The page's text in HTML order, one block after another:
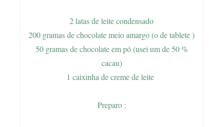
2 latas de leite condensado
200 gramas de chocolate meio amargo (o de tablete )
50 gramas de chocolate em pó (usei um de 50 %
cacau)
1 caixinha de creme de leite
Preparo :